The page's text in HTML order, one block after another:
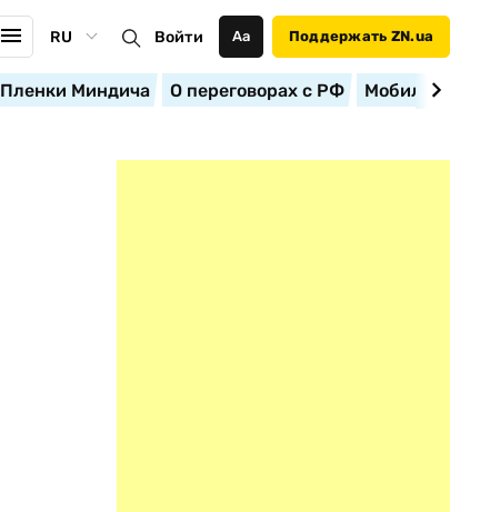
RU Войти Аа Поддержать ZN.ua
Пленки Миндича О переговорах с РФ